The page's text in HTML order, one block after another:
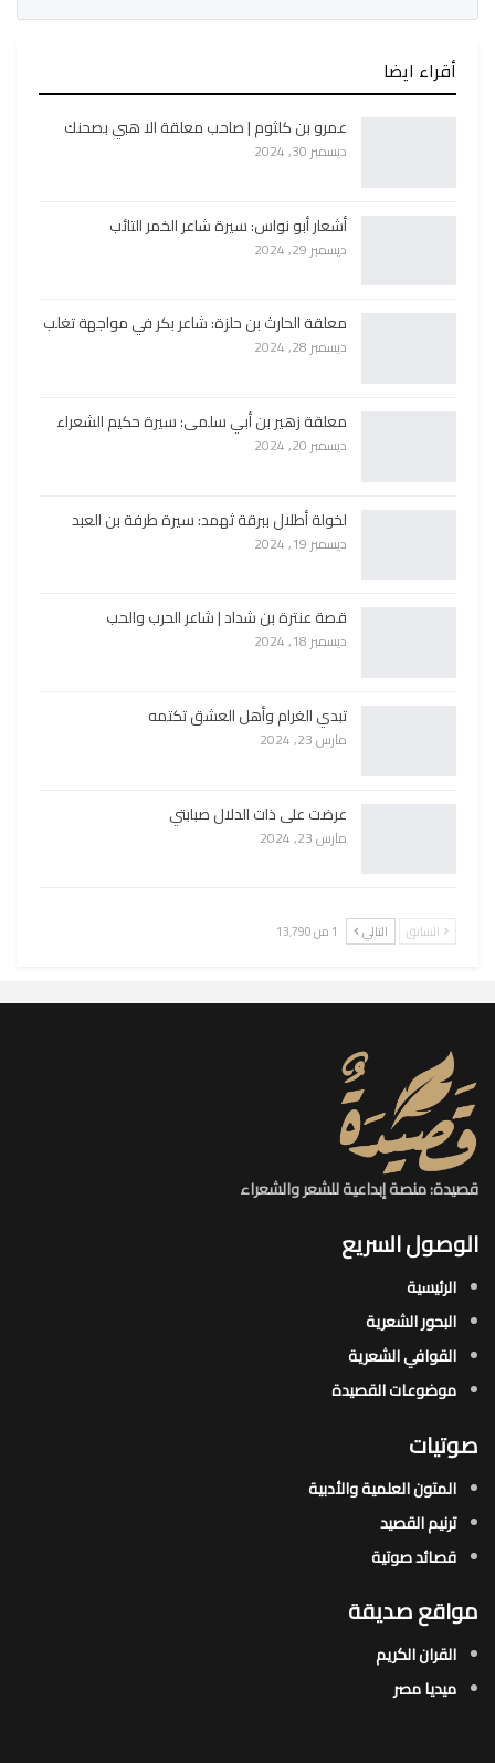
أقراء ايضا
عمرو بن كلثوم | صاحب معلقة الا هبي بصحنك
ديسمبر 30, 2024
أشعار أبو نواس: سيرة شاعر الخمر التائب
ديسمبر 29, 2024
معلقة الحارث بن حلزة: شاعر بكر في مواجهة تغلب
ديسمبر 28, 2024
معلقة زهير بن أبي سلمى: سيرة حكيم الشعراء
ديسمبر 20, 2024
لخولة أطلال ببرقة ثهمد: سيرة طرفة بن العبد
ديسمبر 19, 2024
قصة عنترة بن شداد | شاعر الحرب والحب
ديسمبر 18, 2024
تبدي الغرام وأهل العشق تكتمه
مارس 23, 2024
عرضت على ذات الدلال صبابتي
مارس 23, 2024
السابق التالي 1 من 13٬790
قصيدة: منصة إبداعية للشعر والشعراء
الوصول السريع
الرئيسية
البحور الشعرية​
القوافي الشعرية​
موضوعات القصيدة​
صوتيات
المتون العلمية والأدبية
ترنيم القصيد
قصائد صوتية
مواقع صديقة
القران الكريم
ميديا مصر